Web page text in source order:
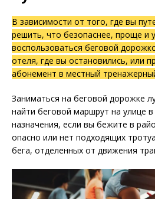
В зависимости от того, где вы
решить, что безопаснее, проще и
воспользоваться беговой
отеля, где вы остановились, или
абонемент в местный
Заниматься на беговой дорожке
найти беговой маршрут на улице
назначения, если вы бежите в
опасно или нет подходящих
бега, отделенных от движения